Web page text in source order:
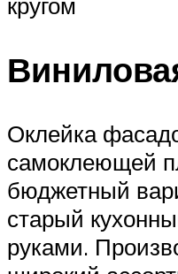
кругом
Оклейка
самоклеющей
бюджетный
старый
руками.